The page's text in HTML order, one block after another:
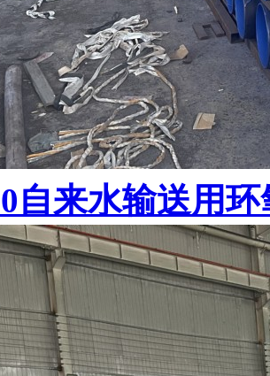
自来水输送用